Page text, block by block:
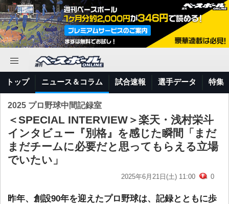
トップ ニュース＆コラム 試合速報 選手データ 特集
2025 プロ野球中間記録室
＜SPECIAL INTERVIEW＞楽天・浅村栄斗
インタビュー『別格』を感じた瞬間「まだ
まだチームに必要だと思ってもらえる立場
でいたい」
2025年6月21日(土) 11:00 0
昨年、創設90年を迎えたプロ野球は、記録とともに歩